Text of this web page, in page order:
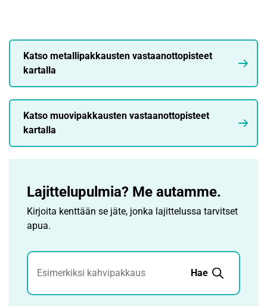
Katso metallipakkausten vastaanottopisteet
kartalla
Katso muovipakkausten vastaanottopisteet
kartalla
Lajittelupulmia? Me autamme.
Kirjoita kenttään se jäte, jonka lajittelussa tarvitset
apua.
Jätehaku
Hae